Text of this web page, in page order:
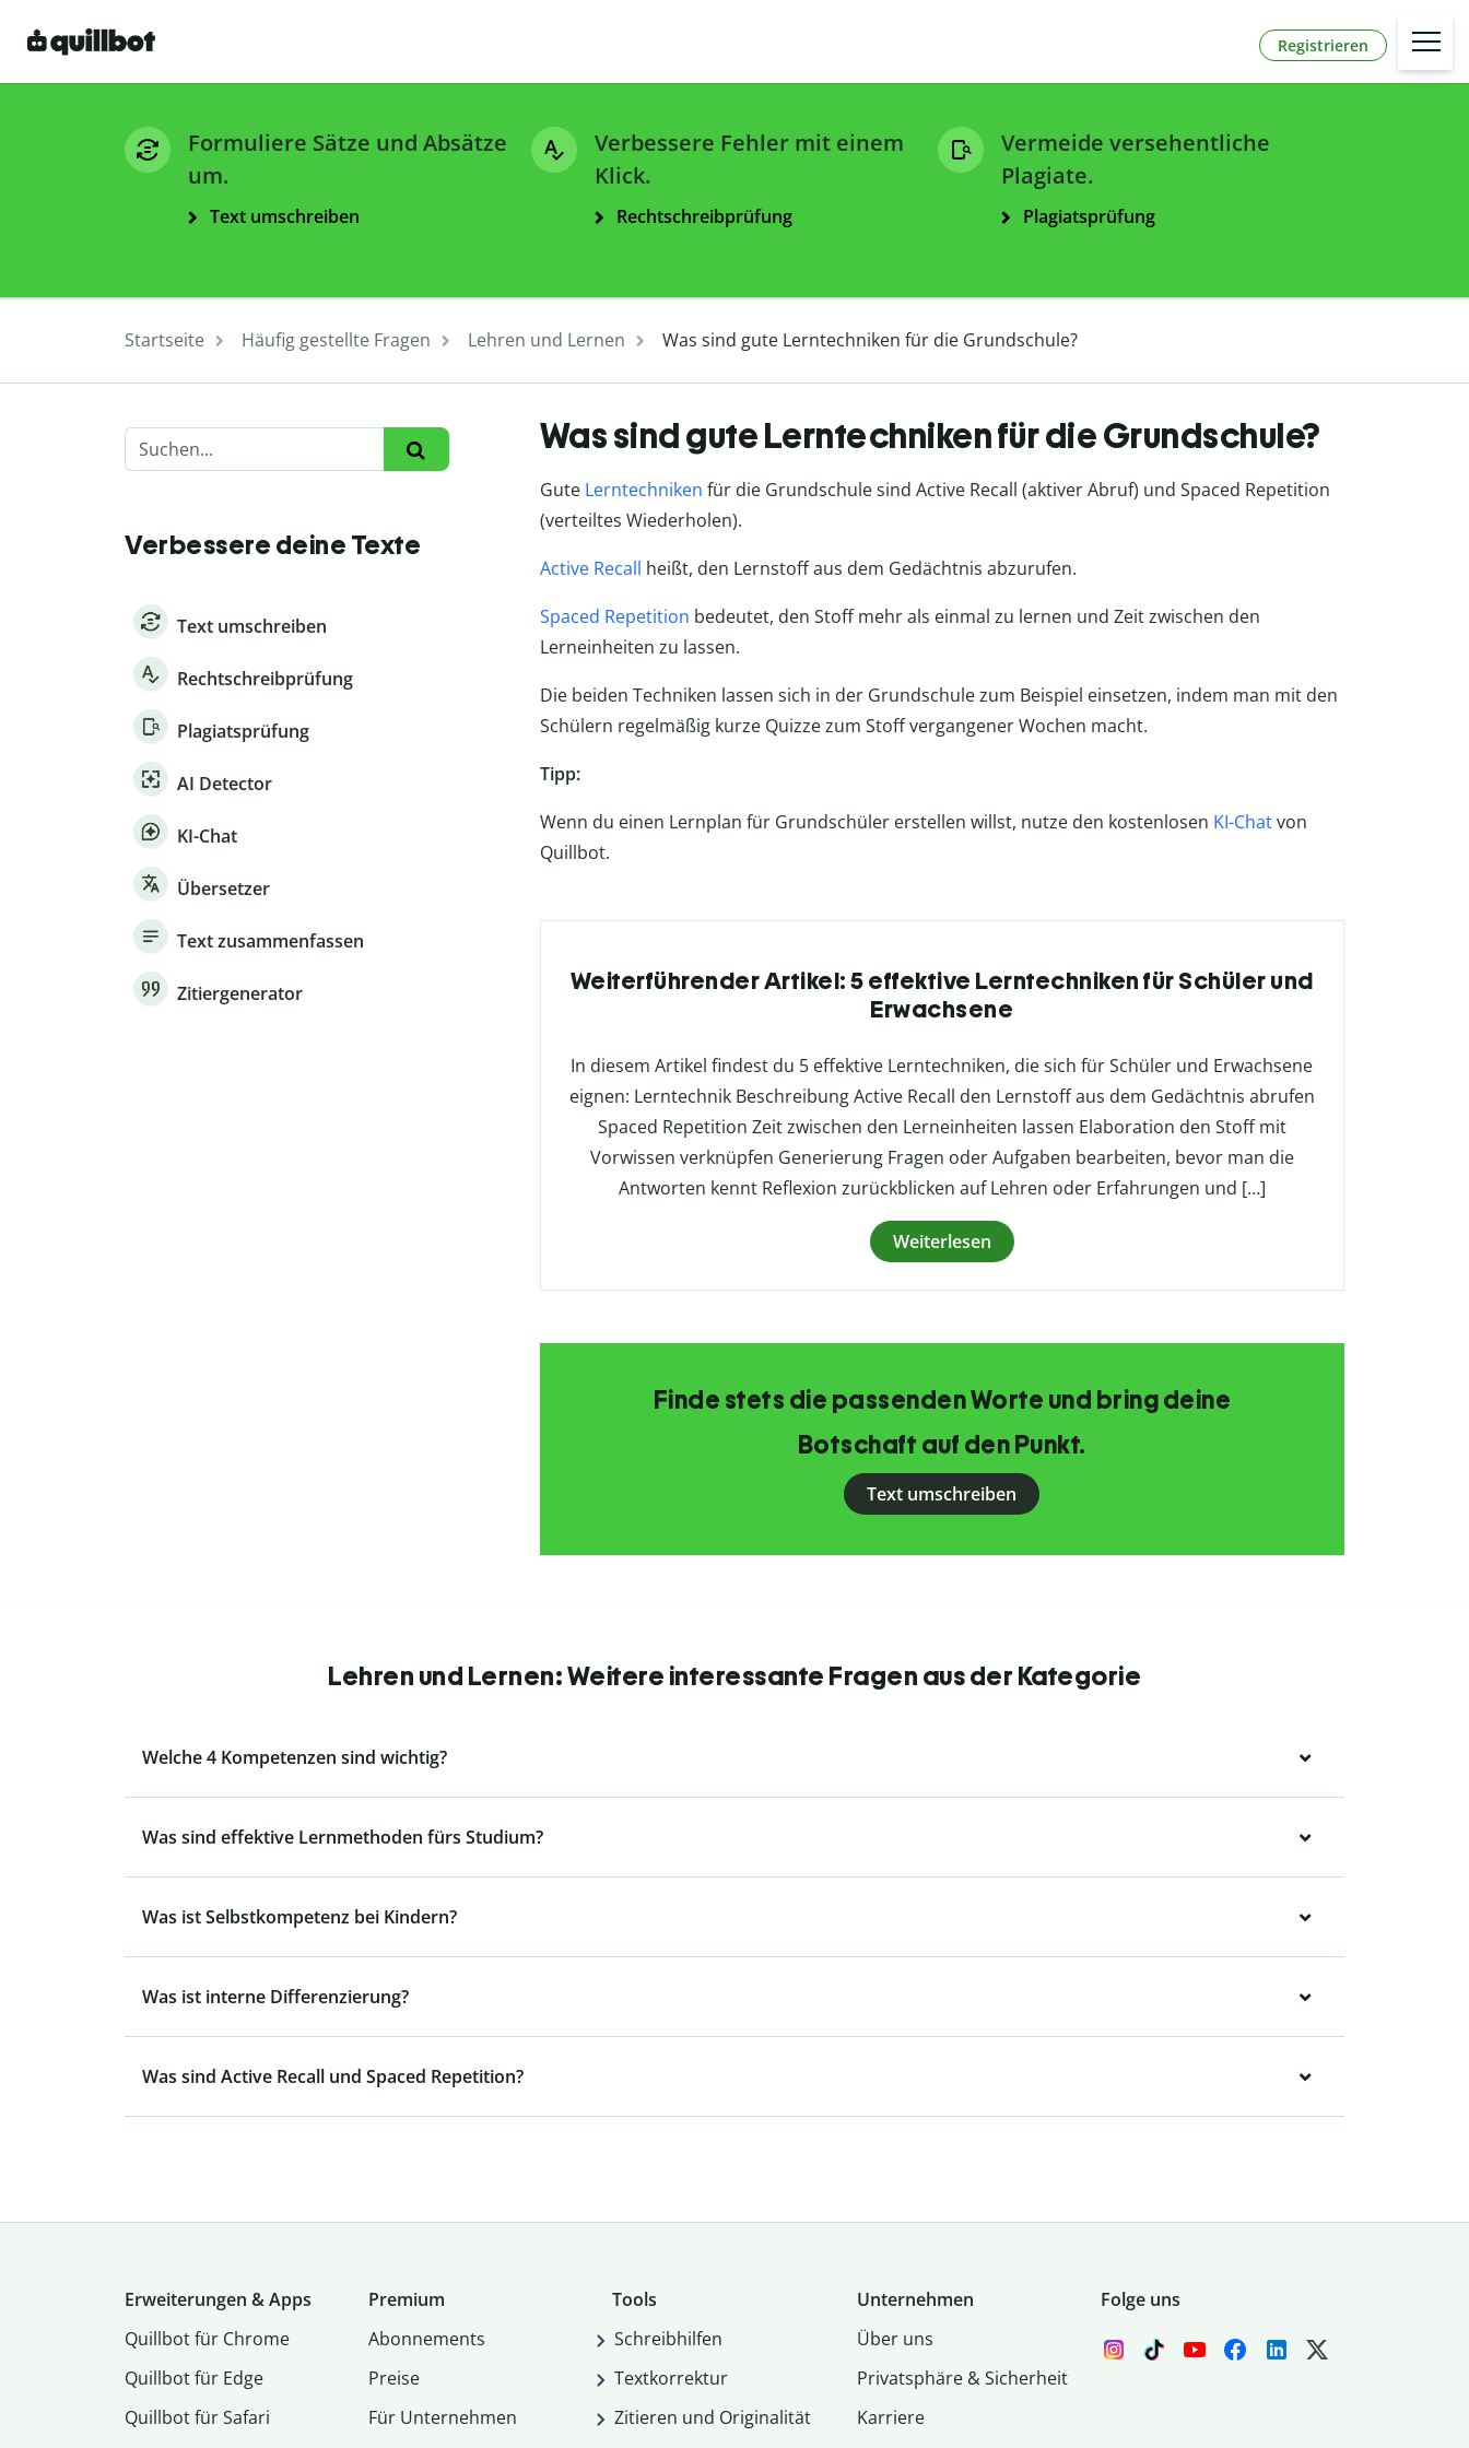
Registrieren
Formuliere Sätze und Absätze
um.
Text umschreiben
Verbessere Fehler mit einem
Klick.
Rechtschreibprüfung
Vermeide versehentliche
Plagiate.
Plagiatsprüfung
Startseite Häufig gestellte Fragen Lehren und Lernen Was sind gute Lerntechniken für die Grundschule?
Verbessere deine Texte
Text umschreiben
Rechtschreibprüfung
Plagiatsprüfung
AI Detector
KI-Chat
Übersetzer
Text zusammenfassen
Zitiergenerator
Was sind gute Lerntechniken für die Grundschule?
Gute Lerntechniken für die Grundschule sind Active Recall (aktiver Abruf) und Spaced Repetition
(verteiltes Wiederholen).
Active Recall heißt, den Lernstoff aus dem Gedächtnis abzurufen.
Spaced Repetition bedeutet, den Stoff mehr als einmal zu lernen und Zeit zwischen den
Lerneinheiten zu lassen.
Die beiden Techniken lassen sich in der Grundschule zum Beispiel einsetzen, indem man mit den
Schülern regelmäßig kurze Quizze zum Stoff vergangener Wochen macht.
Tipp:
Wenn du einen Lernplan für Grundschüler erstellen willst, nutze den kostenlosen KI-Chatvon
Quillbot.
Weiterführender Artikel: 5 effektive Lerntechniken für Schüler und
Erwachsene
In diesem Artikel findest du 5 effektive Lerntechniken, die sich für Schüler und Erwachsene
eignen: Lerntechnik Beschreibung Active Recall den Lernstoff aus dem Gedächtnis abrufen
Spaced Repetition Zeit zwischen den Lerneinheiten lassen Elaboration den Stoff mit
Vorwissen verknüpfen Generierung Fragen oder Aufgaben bearbeiten, bevor man die
Antworten kennt Reflexion zurückblicken auf Lehren oder Erfahrungen und […]
Weiterlesen
Finde stets die passenden Worte und bring deine
Botschaft auf den Punkt.
Text umschreiben
Lehren und Lernen: Weitere interessante Fragen aus der Kategorie
Welche 4 Kompetenzen sind wichtig?
Was sind effektive Lernmethoden fürs Studium?
Was ist Selbstkompetenz bei Kindern?
Was ist interne Differenzierung?
Was sind Active Recall und Spaced Repetition?
Erweiterungen & Apps
Quillbot für Chrome
Quillbot für Edge
Quillbot für Safari
Premium
Abon­ne­ments
Preise
Für Unternehmen
Tools
Schreibhilfen
Textkorrektur
Zitieren und Originalität
Unternehmen
Über uns
Privatsphäre & Sicherheit
Karriere
Folge uns